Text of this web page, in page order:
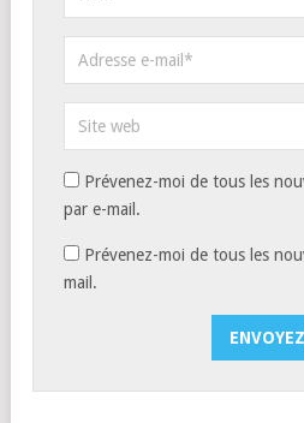
Prévenez-moi de tous les
par e-mail.
Prévenez-moi de tous les
mail.